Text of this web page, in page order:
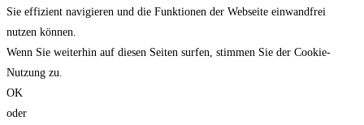
Sie effizient navigieren und die Funktionen der Webseite einwandfrei
nutzen können.
Wenn Sie weiterhin auf diesen Seiten surfen, stimmen Sie der Cookie-
Nutzung zu.
OK
oder